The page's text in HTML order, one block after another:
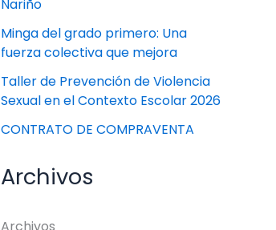
Nariño
Minga del grado primero: Una
fuerza colectiva que mejora
Taller de Prevención de Violencia
Sexual en el Contexto Escolar 2026
CONTRATO DE COMPRAVENTA
Archivos